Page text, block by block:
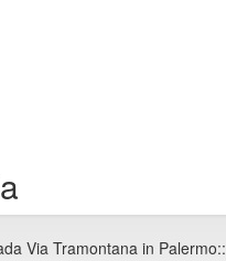
Via Tramontana in Palermo::